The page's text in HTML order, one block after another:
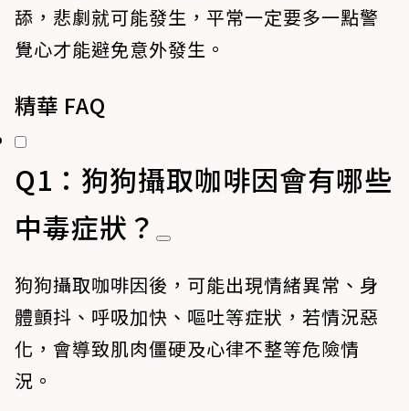
舔，悲劇就可能發生，平常一定要多一點警
覺心才能避免意外發生。
精華 FAQ
Q1：狗狗攝取咖啡因會有哪些
中毒症狀？
狗狗攝取咖啡因後，可能出現情緒異常、身
體顫抖、呼吸加快、嘔吐等症狀，若情況惡
化，會導致肌肉僵硬及心律不整等危險情
況。